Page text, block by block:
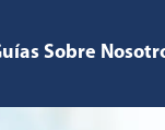
Sobre